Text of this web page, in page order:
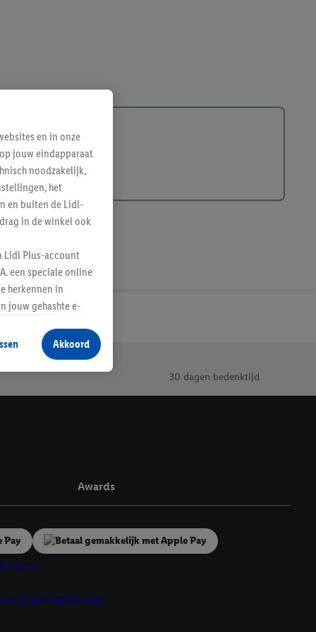
30 dagen bedenktijd
Awards
en in onze
jouw eindapparaat
noodzakelijk,
het
en buiten de Lidl-
in de winkel ook
Lidl Plus-account
een speciale online
herkennen in
jouw gehashte e-
producten waarin je
te plaatsen
kunnen worden
vergelijkbare
Meer informatie,
moment in te
voor meer informatie
Akkoord